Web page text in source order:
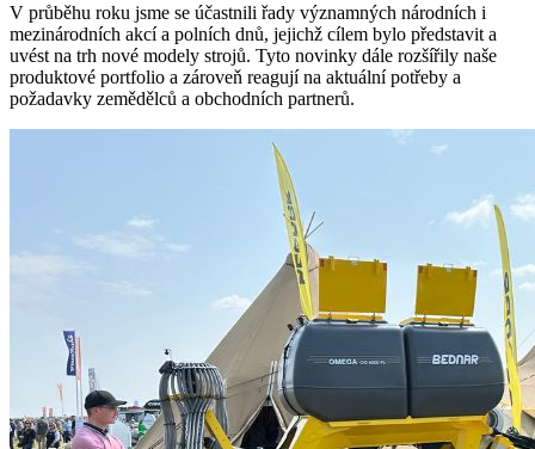
V průběhu roku jsme se účastnili řady významných národních i
mezinárodních akcí a polních dnů, jejichž cílem bylo představit a
uvést na trh nové modely strojů. Tyto novinky dále rozšířily naše
produktové portfolio a zároveň reagují na aktuální potřeby a
požadavky zemědělců a obchodních partnerů.